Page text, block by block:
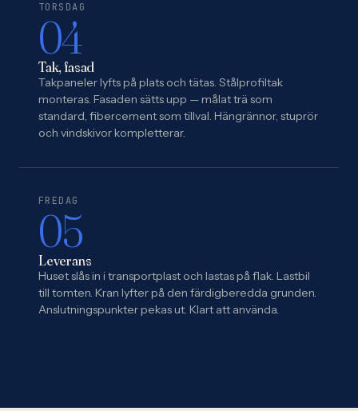
TORSDAG
04
Tak, fasad
Takpaneler lyfts på plats och tätas. Stålprofiltak
monteras. Fasaden sätts upp — målat trä som
standard, fibercement som tillval. Hängrännor, stuprör
och vindskivor kompletterar.
FREDAG
05
Leverans
Huset slås in i transportplast och lastas på flak. Lastbil
till tomten. Kran lyfter på den färdigberedda grunden.
Anslutningspunkter pekas ut. Klart att använda.